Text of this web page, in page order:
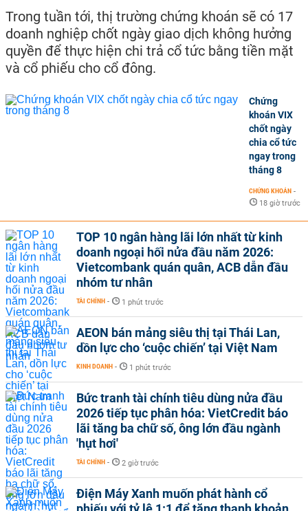
Trong tuần tới, thị trường chứng khoán sẽ có 17
doanh nghiệp chốt ngày giao dịch không hưởng
quyền để thực hiện chi trả cổ tức bằng tiền mặt
và cổ phiếu cho cổ đông.
Chứng
khoán VIX
chốt ngày
chia cổ tức
ngay trong
tháng 8
CHỨNG KHOÁN -
18 giờ trước
TOP 10 ngân hàng lãi lớn nhất từ kinh
doanh ngoại hối nửa đầu năm 2026:
Vietcombank quán quân, ACB dẫn đầu
nhóm tư nhân
TÀI CHÍNH - 1 phút trước
AEON bán mảng siêu thị tại Thái Lan,
dồn lực cho ‘cuộc chiến’ tại Việt Nam
KINH DOANH - 1 phút trước
Bức tranh tài chính tiêu dùng nửa đầu
2026 tiếp tục phân hóa: VietCredit báo
lãi tăng ba chữ số, ông lớn đầu ngành
'hụt hơi'
TÀI CHÍNH - 2 giờ trước
Điện Máy Xanh muốn phát hành cổ